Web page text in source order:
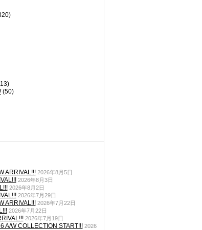
(50)
ARRIVAL!!! 2026年8月5日
2026年8月3日
2026年8月2日
2026年7月29日
ARRIVAL!!! 2026年7月22日
2026年7月22日
2026年7月19日
A/W COLLECTION START!!! 2026